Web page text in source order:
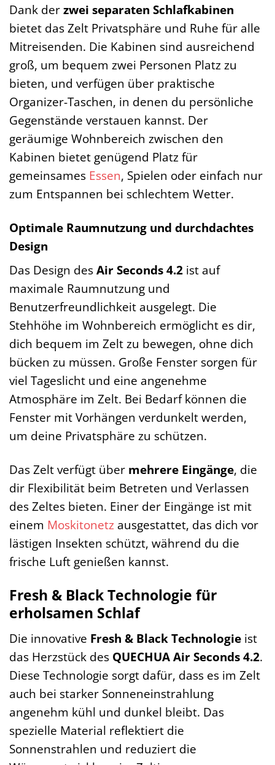
Dank derzwei separaten Schlafkabinen
bietet das Zelt Privatsphäre und Ruhe für alle
Mitreisenden. Die Kabinen sind ausreichend
groß, um bequem zwei Personen Platz zu
bieten, und verfügen über praktische
Organizer-Taschen, in denen du persönliche
Gegenstände verstauen kannst. Der
geräumige Wohnbereich zwischen den
Kabinen bietet genügend Platz für
gemeinsames Essen, Spielen oder einfach nur
zum Entspannen bei schlechtem Wetter.
Optimale Raumnutzung und durchdachtes
Design
Das Design desAir Seconds 4.2 ist auf
maximale Raumnutzung und
Benutzerfreundlichkeit ausgelegt. Die
Stehhöhe im Wohnbereich ermöglicht es dir,
dich bequem im Zelt zu bewegen, ohne dich
bücken zu müssen. Große Fenster sorgen für
viel Tageslicht und eine angenehme
Atmosphäre im Zelt. Bei Bedarf können die
Fenster mit Vorhängen verdunkelt werden,
um deine Privatsphäre zu schützen.
Das Zelt verfügt über mehrere Eingänge, die
dir Flexibilität beim Betreten und Verlassen
des Zeltes bieten. Einer der Eingänge ist mit
einem Moskitonetz ausgestattet, das dich vor
lästigen Insekten schützt, während du die
frische Luft genießen kannst.
Fresh & Black Technologie für
erholsamen Schlaf
Die innovative Fresh & Black Technologie ist
das Herzstück des QUECHUA Air Seconds 4.2.
Diese Technologie sorgt dafür, dass es im Zelt
auch bei starker Sonneneinstrahlung
angenehm kühl und dunkel bleibt. Das
spezielle Material reflektiert die
Sonnenstrahlen und reduziert die